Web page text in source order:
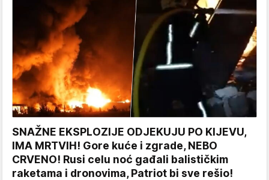
SNAŽNE EKSPLOZIJE ODJEKUJU PO KIJEVU,
IMA MRTVIH! Gore kuće i zgrade, NEBO
CRVENO! Rusi celu noć gađali balističkim
raketama i dronovima, Patriot bi sve rešio!